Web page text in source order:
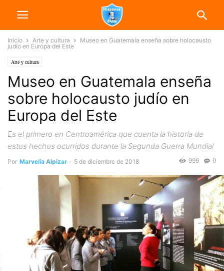
Inicio Arte y cultura
Museo en Guatemala enseña sobre holocausto
judío en Europa del Este
Arte y cultura
Museo en Guatemala enseña
sobre holocausto judío en
Europa del Este
Es el primero en Centroamérica que cuenta la historia de
estos hechos ocurridos durante la Segunda Guerra Mundial
Por Marvelia Alpizar - 5 de diciembre de 2018 0
999